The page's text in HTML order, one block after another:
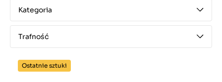
Kategoria
Trafność
Ostatnie sztuki